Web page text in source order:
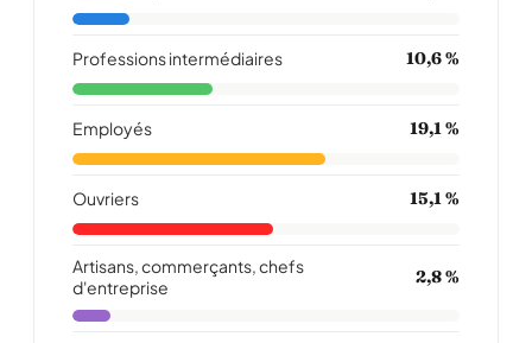
Professions intermédiaires 10,6 %
Employés 19,1 %
Ouvriers 15,1 %
Artisans, commerçants, chefs
d'entreprise
2,8 %